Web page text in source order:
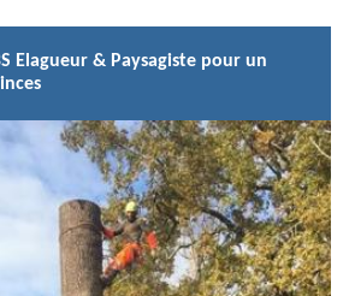
Elagueur & Paysagiste pour un